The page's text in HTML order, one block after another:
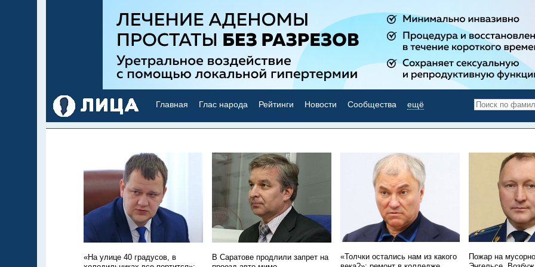
Главная Глас народа Рейтинги Новости Сообщества ещё
«На улице 40 градусов, в
В Саратове продлили запрет на
«Толчки остались нам из какого
Пожар на